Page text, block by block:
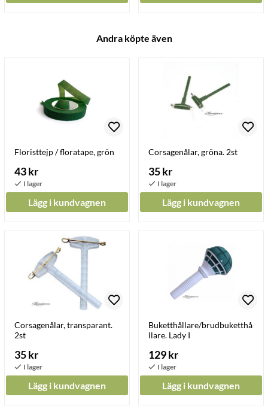
Andra köpte även
Floristtejp / floratape, grön
43 kr
Lägg i kundvagnen
Corsagenålar, gröna. 2st
35 kr
Lägg i kundvagnen
Corsagenålar, transparant.
2st
35 kr
Lägg i kundvagnen
Buketthållare/brudbuketthå
llare. Lady I
129 kr
Lägg i kundvagnen